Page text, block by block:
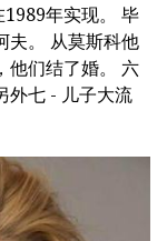
年实现。 毕
夫。 从莫斯科他
他们结了婚。 六
外七 - 儿子大流